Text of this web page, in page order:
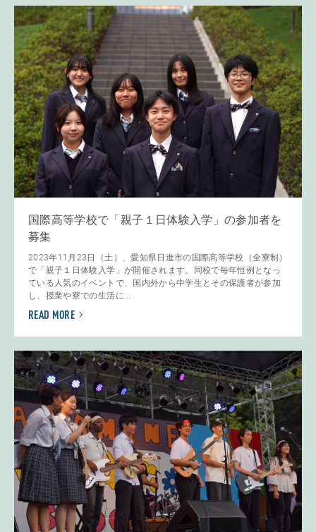
国際高等学校で「親子１日体験入学」の参加者を
募集
2023年11月23日（土）、愛知県日進市の国際高等学校（全寮制）
で「親子１日体験入学」が開催されます。同校で毎年恒例となっ
ている人気のイベントで、国内外から中学生とその保護者が参加
し、授業や寮での生活に...
READ MORE